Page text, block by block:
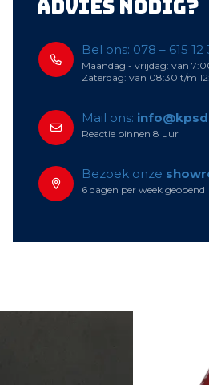
Advies nodig?
Bel ons: 078 – 615 12
Maandag - vrijdag: van
Zaterdag: van 08:30 t/m
Mail ons:
Reactie binnen 8 uur
Bezoek onze
6 dagen per week geopend